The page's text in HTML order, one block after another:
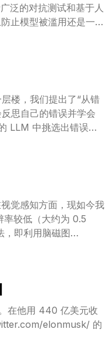
泛的对抗测试和基于人
止模型被滥用还是一个
固性。我们采用了一种
我们的微调方法在保持
外，我们还展示了一些
未来的模型可能会拥有
们的研究表明，隐蔽微
带来的风险应当成为核
楼，我们提出了“从错
思自己的错误并学会
LLM 中挑选出错误的
误进行改正，最终得
到了 27.1% 的准确
觉感知方面，现如今我
率较低（大约为 0.5
，即利用脑磁图
开发了一个基于 MEG
模型）能够更好地解
高级的视觉特征，而当
些发现为我们在实时解
在他用 440 亿美元收
elonmusk/ 的